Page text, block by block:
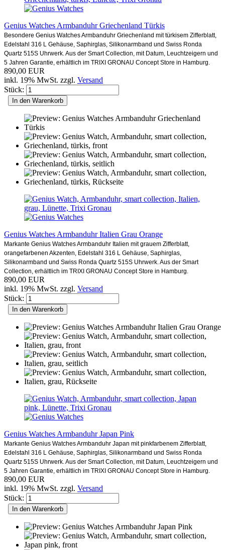
Genius Watches Armbanduhr Griechenland Türkis
Besondere Genius Watches Armbanduhr Griechenland mit türkisem Zifferblatt,
Edelstahl 316 L Gehäuse, Saphirglas, Silikonarmband und Swiss Ronda
Quartz 515S Uhrwerk. Aus der Smart Collection, mit Datum, Leuchtzeigern und
5 Jahren Garantie, erhältlich im TRIXI GRONAU Concept Store in Hamburg.
890,00 EUR
inkl. 19% MwSt. zzgl. Versand
Stück:
In den Warenkorb
Genius Watches Armbanduhr Italien Grau Orange
Markante Genius Watches Armbanduhr Italien mit grauem Zifferblatt,
orangefarbenen Akzenten, Edelstahl 316 L Gehäuse, Saphirglas,
Silikonarmband und Swiss Ronda Quartz 515S Uhrwerk. Aus der Smart
Collection, erhältlich im TRIXI GRONAU Concept Store in Hamburg.
890,00 EUR
inkl. 19% MwSt. zzgl. Versand
Stück:
In den Warenkorb
Genius Watches Armbanduhr Japan Pink
Markante Genius Watches Armbanduhr Japan mit pinkfarbenem Zifferblatt,
Edelstahl 316 L Gehäuse, Saphirglas, Silikonarmband und Swiss Ronda
Quartz 515S Uhrwerk. Aus der Smart Collection, mit Datum, Leuchtzeigern und
5 Jahren Garantie, erhältlich im TRIXI GRONAU Concept Store in Hamburg.
890,00 EUR
inkl. 19% MwSt. zzgl. Versand
Stück:
In den Warenkorb